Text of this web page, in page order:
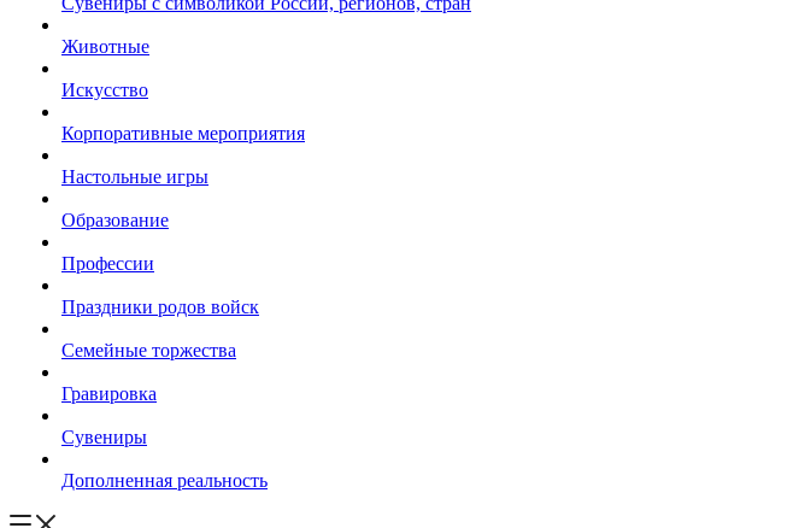
Животные
Искусство
Корпоративные мероприятия
Настольные игры
Образование
Профессии
Праздники родов войск
Семейные торжества
Гравировка
Сувениры
Дополненная реальность